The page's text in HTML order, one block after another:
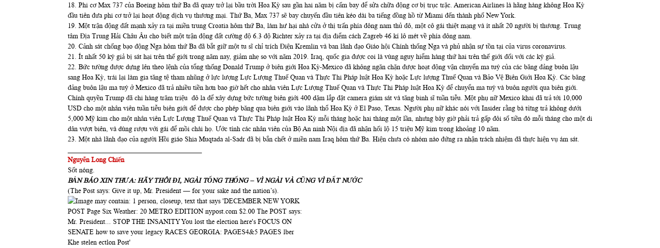
18. Phi cơ Max 737 của Boeing hôm thứ Ba đã quay trở lại bầu trời Hoa Kỳ sau gần hai năm bị cấm bay để sửa chữa động cơ bị trục trặc. American Airlines là hãng hàng không Hoa Kỳ
đầu tiên đưa phi cơ trở lại hoạt động dịch vụ thương mại. Thứ Ba, Max 737 sẽ bay chuyến đầu tiên kéo dài ba tiếng đồng hồ từ Miami đến thành phố New York.
19. Một trận động đất mạnh xảy ra tại miền trung Croatia hôm thứ Ba, làm hư hại nhà cửa ở thị trấn phía đông nam thủ đô, một cô gái thiệt mạng và ít nhất 20 người bị thương. Trung
tâm Địa Trung Hải Châu Âu cho biết một trận động đất cường độ 6.3 độ Richter xảy ra tại địa điểm cách Zagreb 46 kí lô mét về phía đông nam.
20. Cảnh sát chống bạo động Nga hôm thứ Ba đã bắt giữ một tu sĩ chỉ trích Điện Kremlin và ban lãnh đạo Giáo hội Chính thống Nga và phủ nhận sự tồn tại của virus coronavirus.
21. Ít nhất 50 ký giả bị sát hại trên thế giới trong năm nay, giảm nhẹ so với năm 2019. Iraq, quốc gia được coi là vùng nguy hiểm hàng thứ hai trên thế giới đối với các ký giả.
22. Bức tường được dựng lên theo lệnh của tổng thống Donald Trump ở biên giới Hoa Kỳ-Mexico đã không ngăn chặn được hoạt động vận chuyển ma tuý của các băng đảng buôn lậu
sang Hoa Kỳ, trái lại làm gia tăng tệ tham nhũng ở lực lượng Lực Lượng Thuế Quan và Thực Thi Pháp luật Hoa Kỳ hoặc Lực lượng Thuế Quan và Bảo Vệ Biên Giới Hoa Kỳ. Các băng
đảng buôn lậu ma tuý ở Mexico đã trả nhiều tiền hơn bao giờ hết cho nhân viên Lực Lượng Thuế Quan và Thực Thi Pháp luật Hoa Kỳ để chuyển ma tuý và buôn người qua biên giới.
Chính quyền Trump đã chi hàng trăm triệu đô la để xây dựng bức tường biên giới 400 dặm lắp đặt camera giám sát và tăng binh sĩ tuần tiễu. Một phụ nữ Mexico khai đã trả tới 10,000
USD cho một nhân viên tuần tiễu biên giới để được cho phép băng qua biên giới vào lãnh thổ Hoa Kỳ ở El Paso, Texas. Người phụ nữ khác nói với Insider rằng bà từng trả không dưới
5,000 Mỹ kim cho một nhân viên Lực Lượng Thuế Quan và Thực Thi Pháp luật Hoa Kỳ mỗi tháng hoặc hai tháng một lần, nhưng bây giờ phải trả gấp đôi số tiền đó mỗi tháng cho một di
dân vượt biên, và dùng rượu với gái để mồi chài họ. Ước tính các nhân viên của Bộ An ninh Nội địa đã nhận hối lộ 15 triệu Mỹ kim trong khoảng 10 năm.
23. Một nhà lãnh đạo của người Hồi giáo Shia Muqtada al-Sadr đã bị bắn chết ở miền nam Iraq hôm thứ Ba. Hiện chưa có nhóm nào đứng ra nhận trách nhiệm đã thực hiện vụ ám sát.
Nguyễn Long Chiến
Sốt nóng.
BẢN BÁO XIN THƯA: HÃY THÔI ĐI, NGÀI TỔNG THỐNG – VÌ NGÀI VÀ CŨNG VÌ ĐẤT NƯỚC
(The Post says: Give it up, Mr. President — for your sake and the nation’s).